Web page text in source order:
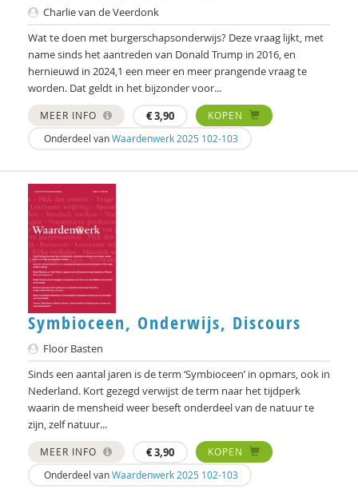
Charlie van de Veerdonk
Wat te doen met burgerschapsonderwijs? Deze vraag lijkt, met
name sinds het aantreden van Donald Trump in 2016, en
hernieuwd in 2024,1 een meer en meer prangende vraag te
worden. Dat geldt in het bijzonder voor...
MEER INFO €3,90
KOPEN
Onderdeel vanWaardenwerk 2025 102-103
Symbioceen, Onderwijs, Discours
Floor Basten
Sinds een aantal jaren is de term ‘Symbioceen’ in opmars, ook in
Nederland. Kort gezegd verwijst de term naar het tijdperk
waarin de mensheid weer beseft onderdeel van de natuur te
zijn, zelf natuur...
MEER INFO €3,90
KOPEN
Onderdeel vanWaardenwerk 2025 102-103